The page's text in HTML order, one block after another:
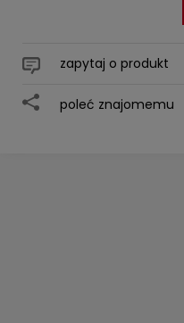
zapytaj o produkt
poleć znajomemu